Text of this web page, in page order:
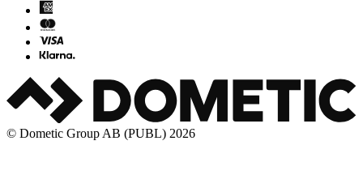
© Dometic Group AB (PUBL) 2026